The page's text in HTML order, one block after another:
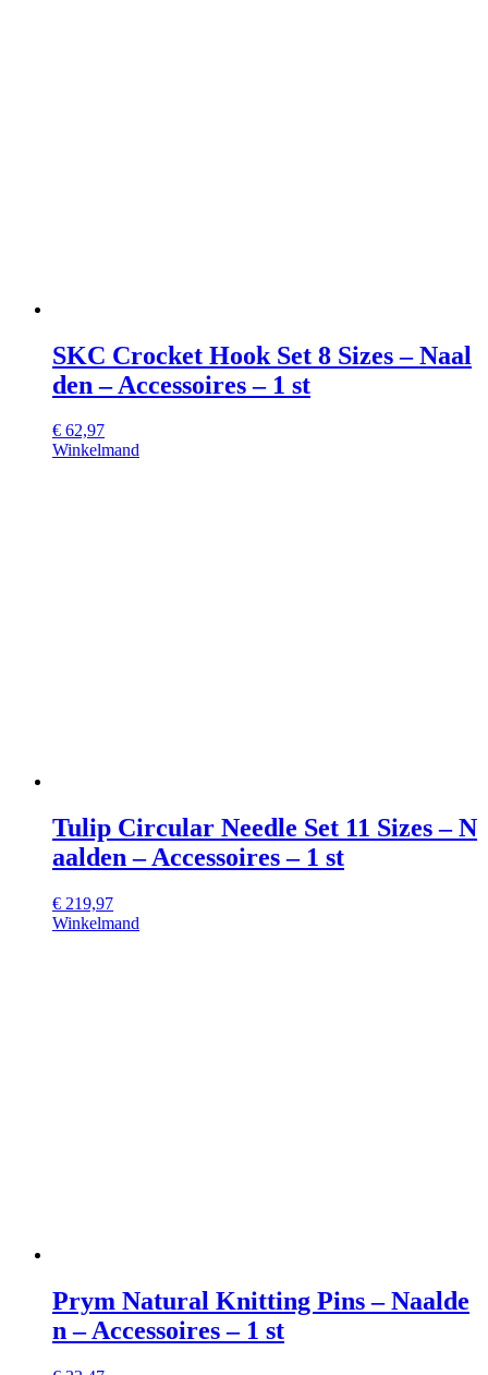
SKC Crocket Hook Set 8 Sizes – Naal
den – Accessoires – 1 st
€ 62,97
Winkelmand
Tulip Circular Needle Set 11 Sizes – N
aalden – Accessoires – 1 st
€ 219,97
Winkelmand
Prym Natural Knitting Pins – Naalde
n – Accessoires – 1 st